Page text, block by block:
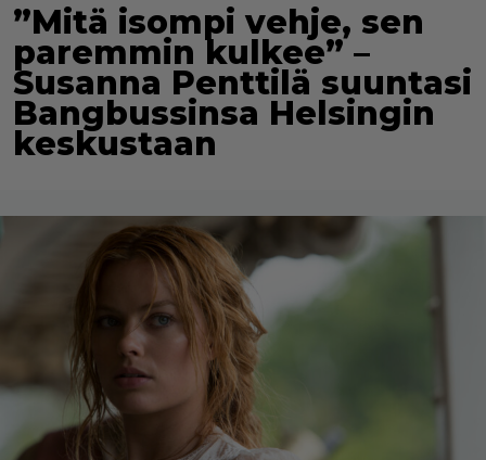
”Mitä isompi vehje, sen
paremmin kulkee” –
Susanna Penttilä suuntasi
Bangbussinsa Helsingin
keskustaan